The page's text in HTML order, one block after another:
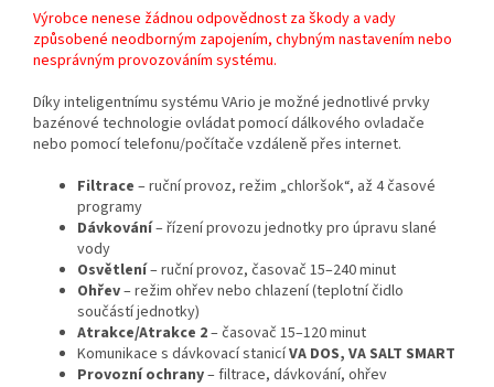
Výrobce nenese žádnou odpovědnost za škody a vady
způsobené neodborným zapojením, chybným nastavením nebo
nesprávným provozováním systému.
Díky inteligentnímu systému VArio je možné jednotlivé prvky
bazénové technologie ovládat pomocí dálkového ovladače
nebo pomocí telefonu/počítače vzdáleně přes internet.
Filtrace – ruční provoz, režim „chloršok“, až 4 časové
programy
Dávkování– řízení provozu jednotky pro úpravu slané
vody
Osvětlení– ruční provoz, časovač 15–240 minut
Ohřev– režim ohřev nebo chlazení (teplotní čidlo
součástí jednotky)
Atrakce/Atrakce 2– časovač 15–120 minut
Komunikace s dávkovací stanicíVA DOS, VA SALT SMART
Provozní ochrany– filtrace, dávkování, ohřev